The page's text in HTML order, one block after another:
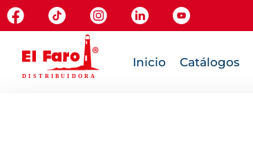
Inicio Catálogos